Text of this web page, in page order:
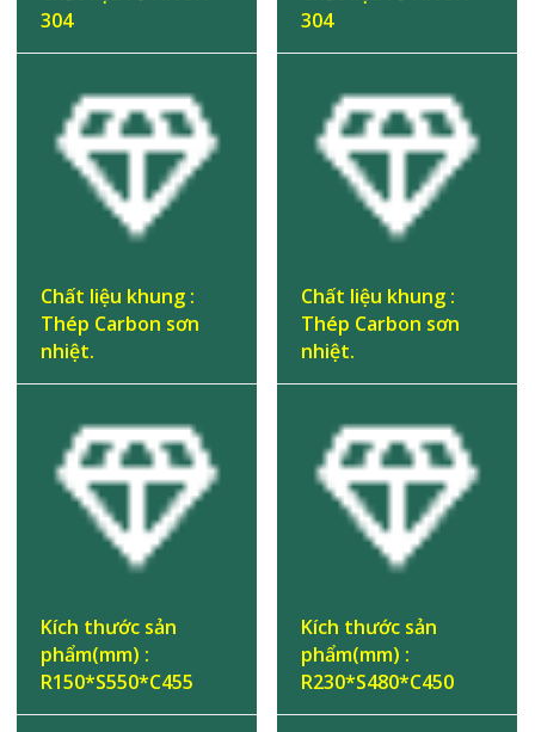
304
Chất liệu khung :
Thép Carbon sơn
nhiệt.
Kích thước sản
phẩm(mm) :
R150*S550*C455
304
Chất liệu khung :
Thép Carbon sơn
nhiệt.
Kích thước sản
phẩm(mm) :
R230*S480*C450